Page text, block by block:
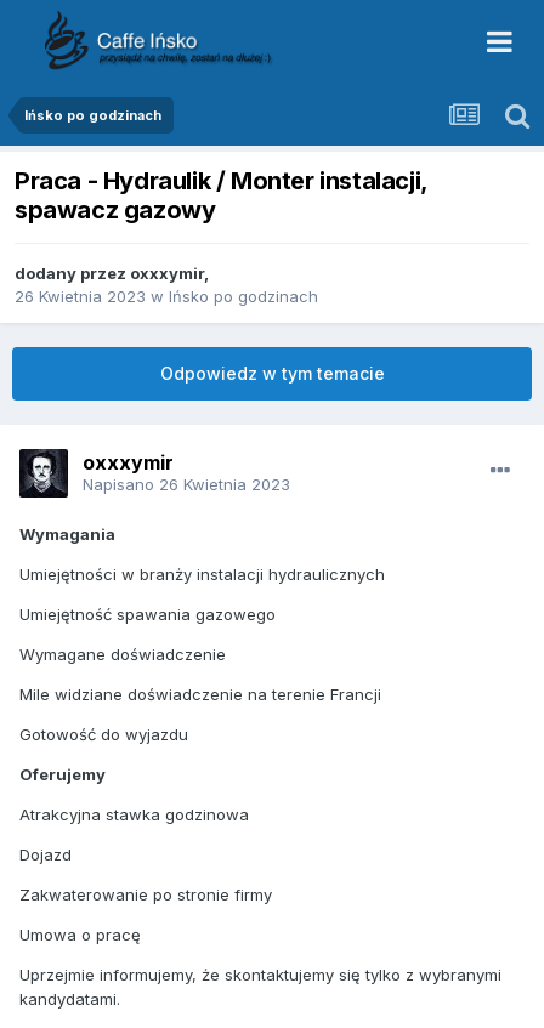
Ińsko po godzinach
Praca - Hydraulik / Monter instalacji,
spawacz gazowy
dodany przez oxxxymir,
26 Kwietnia 2023 w Ińsko po godzinach
Odpowiedz w tym temacie
oxxxymir
Napisano 26 Kwietnia 2023
Wymagania
Umiejętności w branży instalacji hydraulicznych
Umiejętność spawania gazowego
Wymagane doświadczenie
Mile widziane doświadczenie na terenie Francji
Gotowość do wyjazdu
Oferujemy
Atrakcyjna stawka godzinowa
Dojazd
Zakwaterowanie po stronie firmy
Umowa o pracę
Uprzejmie informujemy, że skontaktujemy się tylko z wybranymi
kandydatami.